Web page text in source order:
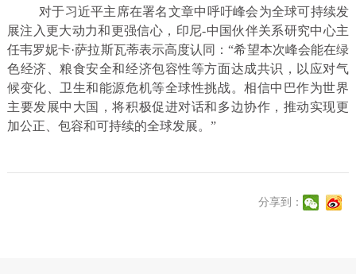
对于习近平主席在署名文章中呼吁峰会为全球可持续发
展注入更大动力和更强信心，印尼-中国伙伴关系研究中心主
任韦罗妮卡·萨拉斯瓦蒂表示高度认同：“希望本次峰会能在绿
色经济、粮食安全和经济包容性等方面达成共识，以应对气
候变化、卫生和能源危机等全球性挑战。相信中巴作为世界
主要发展中大国，将积极促进对话和多边协作，推动实现更
加公正、包容和可持续的全球发展。”
分享到：